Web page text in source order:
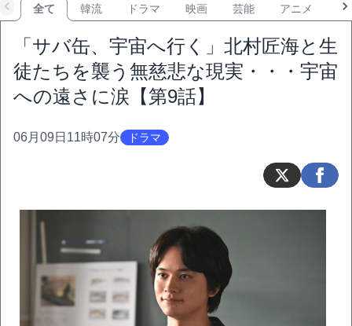
全て 韓流 ドラマ 映画 芸能 アニメ
「サバ缶、宇宙へ行く」北村匠海と生
徒たちを襲う無慈悲な現実・・・宇宙
への遠さに涙【第9話】
06月09日11時07分 ドラマ